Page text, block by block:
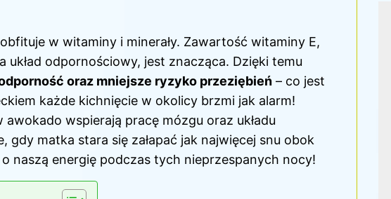
w witaminy i minerały. Zawartość witaminy E,
odpornościowy, jest znacząca. Dzięki temu
oraz mniejsze ryzyko przeziębień – co jest
każde kichnięcie w okolicy brzmi jak alarm!
wspierają pracę mózgu oraz układu
matka stara się załapać jak najwięcej snu obok
naszą energię podczas tych nieprzespanych nocy!